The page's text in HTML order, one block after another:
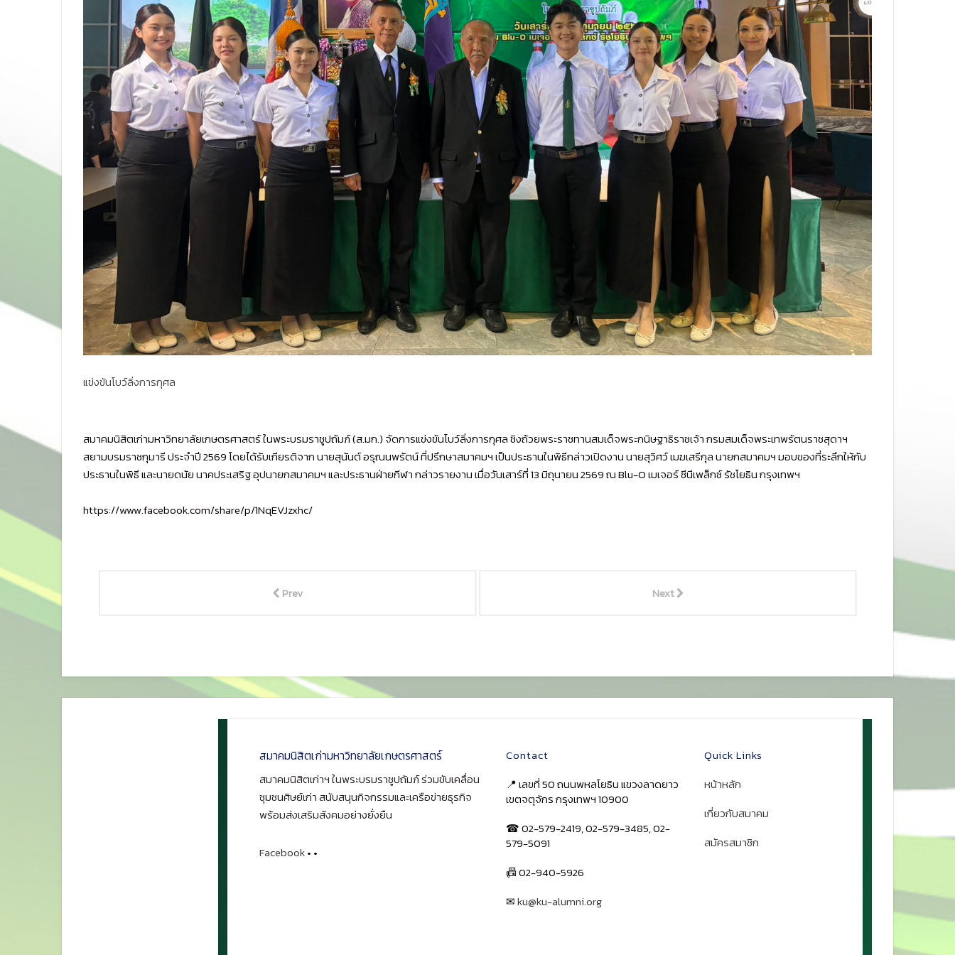
แข่งขันโบว์ลิ่งการกุศล
สมาคมนิสิตเก่ามหาวิทยาลัยเกษตรศาสตร์ ในพระบรมราชูปถัมภ์ (ส.มก.) จัดการแข่งขันโบว์ลิ่งการกุศล ชิงถ้วยพระราชทานสมเด็จพระกนิษฐาธิราชเจ้า กรมสมเด็จพระเทพรัตนราชสุดาฯ
สยามบรมราชกุมารี ประจำปี 2569 โดยได้รับเกียรติจาก นายสุนันต์ อรุณนพรัตน์ ที่ปรึกษาสมาคมฯ เป็นประธานในพิธีกล่าวเปิดงาน นายสุวิศว์ เมฆเสรีกุล นายกสมาคมฯ มอบของที่ระลึกให้กับ
ประธานในพิธี และนายดนัย นาคประเสริฐ อุปนายกสมาคมฯ และประธานฝ่ายกีฬา กล่าวรายงาน เมื่อวันเสาร์ที่ 13 มิถุนายน 2569 ณ Blu-O เมเจอร์ ซีนีเพล็กซ์ รัชโยธิน กรุงเทพฯ
https://www.facebook.com/share/p/1NqEVJzxhc/
Prev Next
สมาคมนิสิตเก่ามหาวิทยาลัยเกษตรศาสตร์
สมาคมนิสิตเก่าฯ ในพระบรมราชูปถัมภ์ ร่วมขับเคลื่อน
ชุมชนศิษย์เก่า สนับสนุนกิจกรรมและเครือข่ายธุรกิจ
พร้อมส่งเสริมสังคมอย่างยั่งยืน
Facebook• •
Contact
📍 เลขที่ 50 ถนนพหลโยธิน แขวงลาดยาว
เขตจตุจักร กรุงเทพฯ 10900
☎ 02-579-2419, 02-579-3485, 02-
579-5091
📠 02-940-5926
✉ku@ku-alumni.org
Quick Links
หน้าหลัก
เกี่ยวกับสมาคม
สมัครสมาชิก